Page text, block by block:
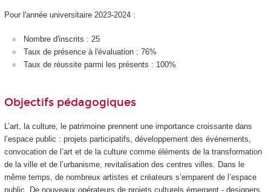
Pour l'année universitaire 2023-2024 :
Nombre d'inscrits : 25
Taux de présence à l'évaluation : 76%
Taux de réussite parmi les présents : 100%
Objectifs pédagogiques
L’art, la culture, le patrimoine prennent une importance croissante dans
l’espace public : projets participatifs, développement des événements,
convocation de l’art et de la culture comme éléments de la transformation
de la ville et de l’urbanisme, revitalisation des centres villes. Dans le
même temps, de nombreux artistes et créateurs s’emparent de l’espace
public. De nouveaux opérateurs de projets culturels émergent - designers,